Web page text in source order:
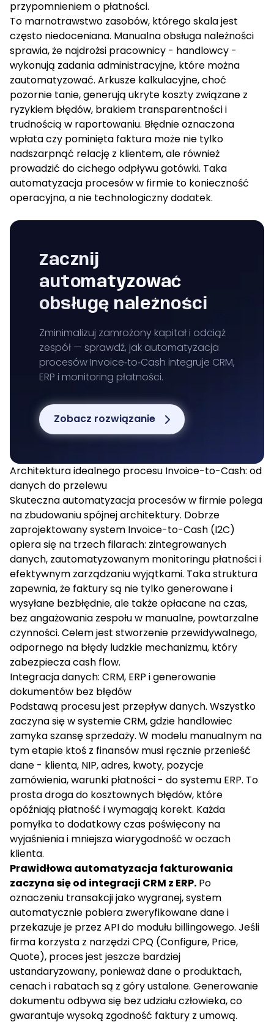
przypomnieniem o płatności.
To marnotrawstwo zasobów, którego skala jest
często niedoceniana. Manualna obsługa należności
sprawia, że najdrożsi pracownicy - handlowcy -
wykonują zadania administracyjne, które można
zautomatyzować. Arkusze kalkulacyjne, choć
pozornie tanie, generują ukryte koszty związane z
ryzykiem błędów, brakiem transparentności i
trudnością w raportowaniu. Błędnie oznaczona
wpłata czy pominięta faktura może nie tylko
nadszarpnąć relację z klientem, ale również
prowadzić do cichego odpływu gotówki. Taka
automatyzacja procesóww firmie to konieczność
operacyjna, a nie technologiczny dodatek.
Zacznij
automatyzować
obsługę należności
Zminimalizuj zamrożony kapitał i odciąż
zespół — sprawdź, jak automatyzacja
procesów Invoice‑to‑Cash integruje CRM,
ERP i monitoring płatności.
Zobacz rozwiązanie
Architektura idealnego procesu Invoice-to-Cash: od
danych do przelewu
Skutecznaautomatyzacja procesóww firmie polega
na zbudowaniu spójnej architektury. Dobrze
zaprojektowany system Invoice-to-Cash (I2C)
opiera się na trzech filarach: zintegrowanych
danych, zautomatyzowanym monitoringu płatności i
efektywnym zarządzaniu wyjątkami. Taka struktura
zapewnia, że faktury są nie tylko generowane i
wysyłane bezbłędnie, ale także opłacane na czas,
bez angażowania zespołu w manualne, powtarzalne
czynności. Celem jest stworzenie przewidywalnego,
odpornego na błędy ludzkie mechanizmu, który
zabezpiecza cash flow.
Integracja danych: CRM, ERP i generowanie
dokumentów bez błędów
Podstawą procesu jest przepływ danych. Wszystko
zaczyna się w systemie CRM, gdzie handlowiec
zamyka szansę sprzedaży. W modelu manualnym na
tym etapie ktoś z finansów musi ręcznie przenieść
dane - klienta, NIP, adres, kwoty, pozycje
zamówienia, warunki płatności - do systemu ERP. To
prosta droga do kosztownych błędów, które
opóźniają płatność i wymagają korekt. Każda
pomyłka to dodatkowy czas poświęcony na
wyjaśnienia i mniejsza wiarygodność w oczach
klienta.
Prawidłowa automatyzacja fakturowania
zaczyna się od integracji CRM z ERP. Po
oznaczeniu transakcji jako wygranej, system
automatycznie pobiera zweryfikowane dane i
przekazuje je przez API do modułu billingowego. Jeśli
firma korzysta z narzędzi CPQ (Configure, Price,
Quote), proces jest jeszcze bardziej
ustandaryzowany, ponieważ dane o produktach,
cenach i rabatach są z góry ustalone. Generowanie
dokumentu odbywa się bez udziału człowieka, co
gwarantuje wysoką zgodność faktury z umową.